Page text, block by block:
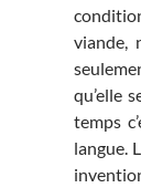
viande,
qu’elle
temps
langue.